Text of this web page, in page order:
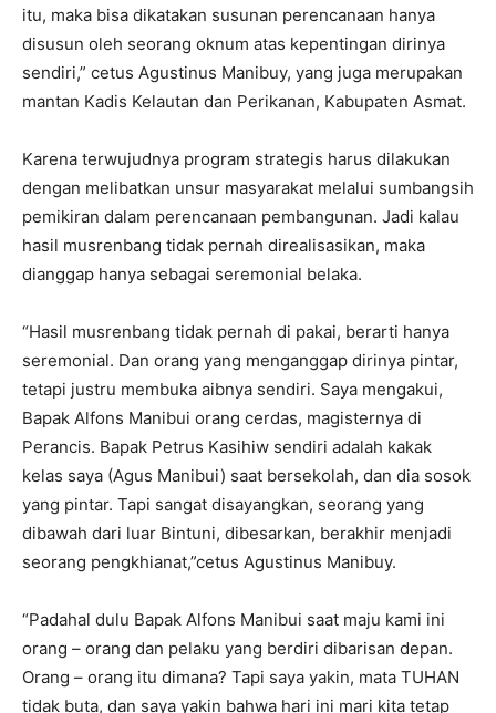
itu, maka bisa dikatakan susunan perencanaan hanya
disusun oleh seorang oknum atas kepentingan dirinya
sendiri,” cetus Agustinus Manibuy, yang juga merupakan
mantan Kadis Kelautan dan Perikanan, Kabupaten Asmat.
Karena terwujudnya program strategis harus dilakukan
dengan melibatkan unsur masyarakat melalui sumbangsih
pemikiran dalam perencanaan pembangunan. Jadi kalau
hasil musrenbang tidak pernah direalisasikan, maka
dianggap hanya sebagai seremonial belaka.
“Hasil musrenbang tidak pernah di pakai, berarti hanya
seremonial. Dan orang yang menganggap dirinya pintar,
tetapi justru membuka aibnya sendiri. Saya mengakui,
Bapak Alfons Manibui orang cerdas, magisternya di
Perancis. Bapak Petrus Kasihiw sendiri adalah kakak
kelas saya (Agus Manibui) saat bersekolah, dan dia sosok
yang pintar. Tapi sangat disayangkan, seorang yang
dibawah dari luar Bintuni, dibesarkan, berakhir menjadi
seorang pengkhianat,”cetus Agustinus Manibuy.
“Padahal dulu Bapak Alfons Manibui saat maju kami ini
orang – orang dan pelaku yang berdiri dibarisan depan.
Orang – orang itu dimana? Tapi saya yakin, mata TUHAN
tidak buta, dan saya yakin bahwa hari ini mari kita tetap